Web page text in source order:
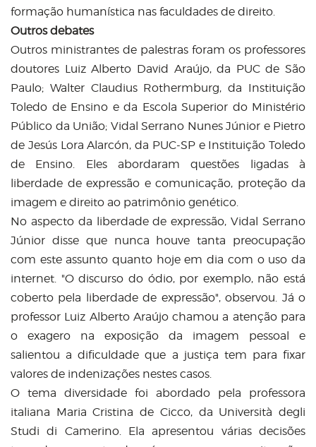
formação humanística nas faculdades de direito.
Outros debates
Outros ministrantes de palestras foram os professores
doutores Luiz Alberto David Araújo, da PUC de São
Paulo; Walter Claudius Rothermburg, da Instituição
Toledo de Ensino e da Escola Superior do Ministério
Público da União; Vidal Serrano Nunes Júnior e Pietro
de Jesús Lora Alarcón, da PUC-SP e Instituição Toledo
de Ensino. Eles abordaram questões ligadas à
liberdade de expressão e comunicação, proteção da
imagem e direito ao patrimônio genético.
No aspecto da liberdade de expressão, Vidal Serrano
Júnior disse que nunca houve tanta preocupação
com este assunto quanto hoje em dia com o uso da
internet. "O discurso do ódio, por exemplo, não está
coberto pela liberdade de expressão", observou. Já o
professor Luiz Alberto Araújo chamou a atenção para
o exagero na exposição da imagem pessoal e
salientou a dificuldade que a justiça tem para fixar
valores de indenizações nestes casos.
O tema diversidade foi abordado pela professora
italiana Maria Cristina de Cicco, da Università degli
Studi di Camerino. Ela apresentou várias decisões